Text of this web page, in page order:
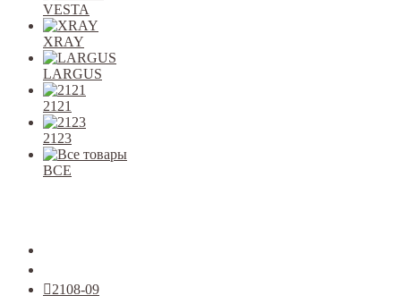
VESTA
XRAY
LARGUS
2121
2123
ВСЕ
2108-09